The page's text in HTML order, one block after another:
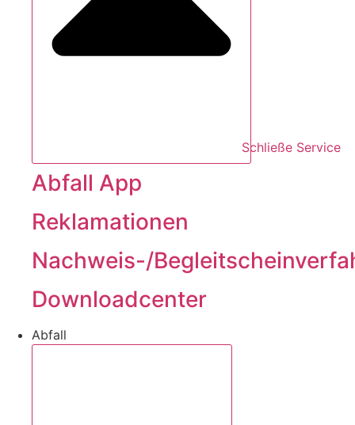
Schließe Service
Abfall App
Reklamationen
Nachweis-/
Downloadcenter
Abfall